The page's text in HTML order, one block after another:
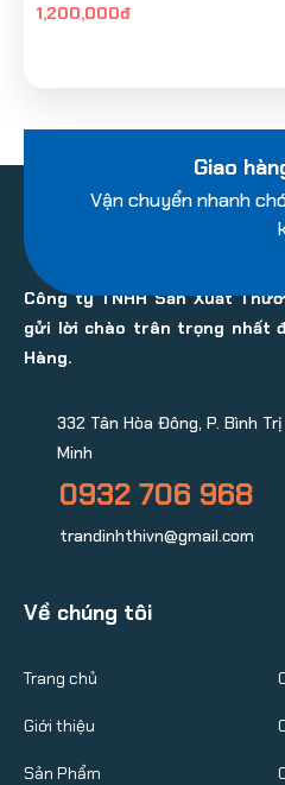
1,200,000đ
Giao
Vận chuyển nhanh
Công ty TNHH Sản Xuất
gửi lời chào trân trọng nhất
Hàng.
332 Tân Hòa Đông, P. Bình
Minh
0932 706 968
trandinhthivn@gmail.com
Về chúng tôi
Trang chủ
Giới thiệu
Sản Phẩm